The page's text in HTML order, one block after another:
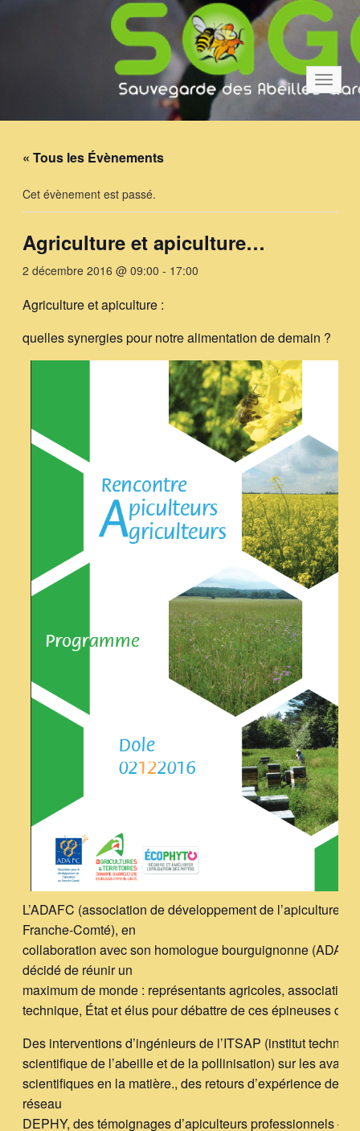
la
« Tous les Évènements
Cet évènement est passé.
Agriculture et apiculture…
2 décembre 2016 @ 09:00 - 17:00
Agriculture et apiculture :
quelles synergies pour notre alimentation de demain ?
L’ADAFC (association de développement de l’apiculture en
Franche-Comté), en
collaboration avec son homologue bourguignonne (ADAB)
décidé de réunir un
maximum de monde : représentants agricoles, associatifs,
technique, État et élus pour débattre de ces épineuses
Des interventions d’ingénieurs de l’ITSAP (institut
scientifique de l’abeille et de la pollinisation) sur les
scientifiques en la matière., des retours d’expérience de
réseau
DEPHY, des témoignages d’apiculteurs professionnels –